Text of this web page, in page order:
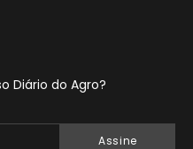
Diário do Agro?
Assine